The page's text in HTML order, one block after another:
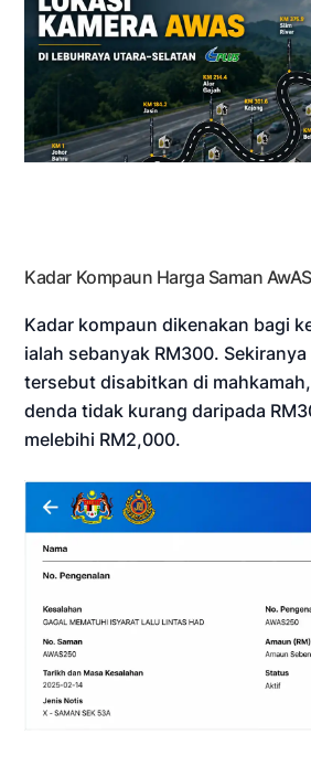
Kadar Kompaun Harga Saman AwAS
Kadar kompaun dikenakan bagi
ialah sebanyak RM300.
tersebut disabitkan di
denda tidak kurang daripada
melebihi RM2,000.